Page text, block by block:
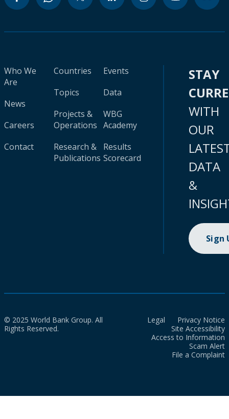
Who We
Are
News
Careers
Contact
Countries
Topics
Projects &
Operations
Research &
Publications
Events
Data
WBG
Academy
Results
Scorecard
STAY
WITH
OUR
DATA
&
Sign
© 2025 World Bank Group. All
Rights Reserved.
Legal
Privacy Notice
Site Accessibility
Access to Information
Scam Alert
File a Complaint